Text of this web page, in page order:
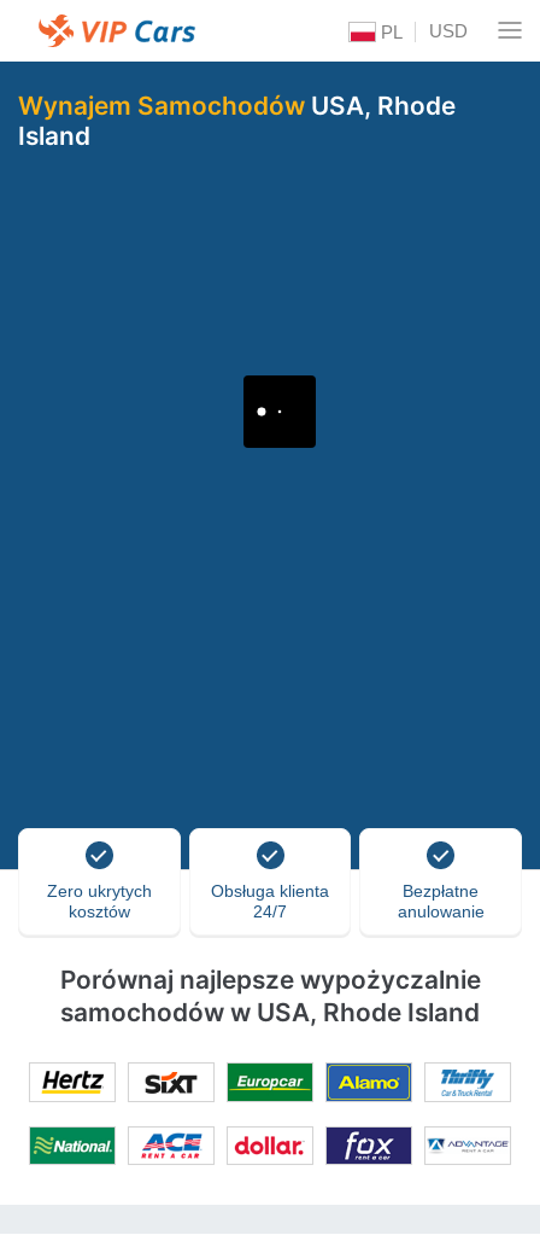
PL USD
Wynajem Samochodów USA, Rhode
Island
Zero ukrytych
kosztów
Obsługa klienta
24/7
Bezpłatne
anulowanie
Porównaj najlepsze wypożyczalnie
samochodów w USA, Rhode Island